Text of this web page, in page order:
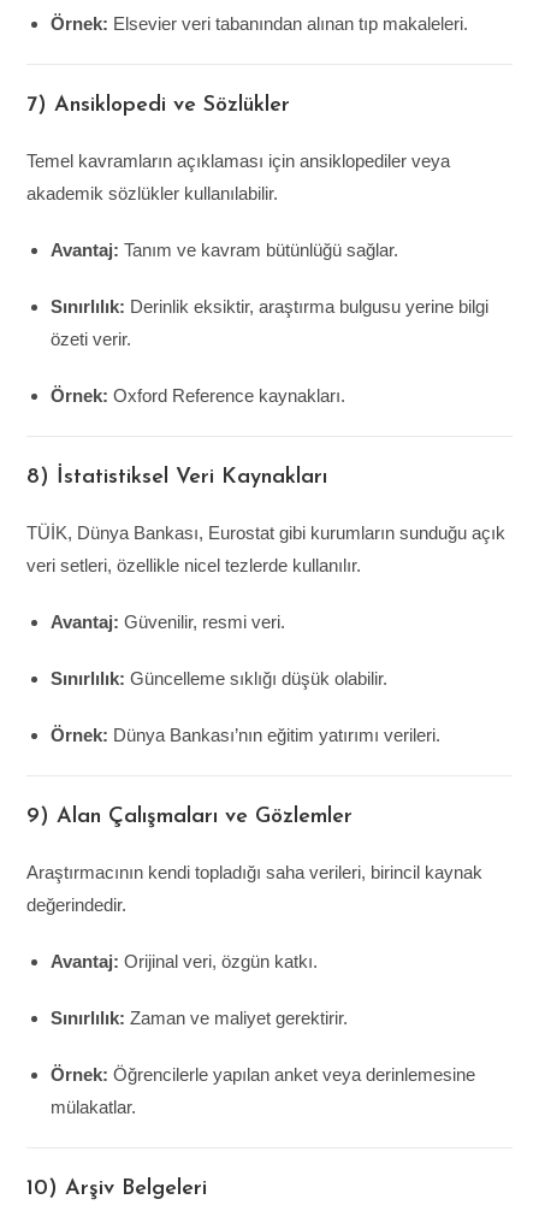
Örnek: Elsevier veri tabanından alınan tıp makaleleri.
7) Ansiklopedi ve Sözlükler
Temel kavramların açıklaması için ansiklopediler veya
akademik sözlükler kullanılabilir.
Avantaj: Tanım ve kavram bütünlüğü sağlar.
Sınırlılık: Derinlik eksiktir, araştırma bulgusu yerine bilgi
özeti verir.
Örnek: Oxford Reference kaynakları.
8) İstatistiksel Veri Kaynakları
TÜİK, Dünya Bankası, Eurostat gibi kurumların sunduğu açık
veri setleri, özellikle nicel tezlerde kullanılır.
Avantaj: Güvenilir, resmi veri.
Sınırlılık: Güncelleme sıklığı düşük olabilir.
Örnek: Dünya Bankası’nın eğitim yatırımı verileri.
9) Alan Çalışmaları ve Gözlemler
Araştırmacının kendi topladığı saha verileri, birincil kaynak
değerindedir.
Avantaj: Orijinal veri, özgün katkı.
Sınırlılık: Zaman ve maliyet gerektirir.
Örnek: Öğrencilerle yapılan anket veya derinlemesine
mülakatlar.
10) Arşiv Belgeleri